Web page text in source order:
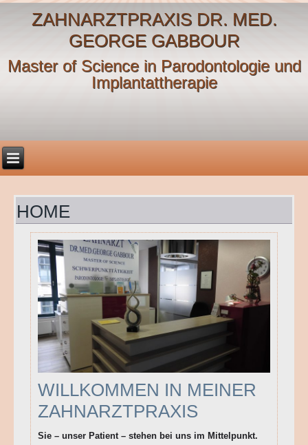
ZAHNARZTPRAXIS DR. MED.
GEORGE GABBOUR
Master of Science in Parodontologie und
Implantattherapie
HOME
WILLKOMMEN IN MEINER
ZAHNARZTPRAXIS
Sie – unser Patient – stehen bei uns im Mittelpunkt.